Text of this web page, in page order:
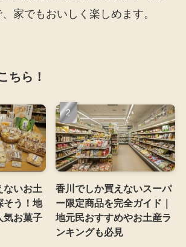
家でもおいしく楽しめます。
ちら！
ないお土
そう！地
気お菓子
香川でしか買えないスーパ
ー限定商品を完全ガイド｜
地元民おすすめやお土産ラ
ンキングも必見